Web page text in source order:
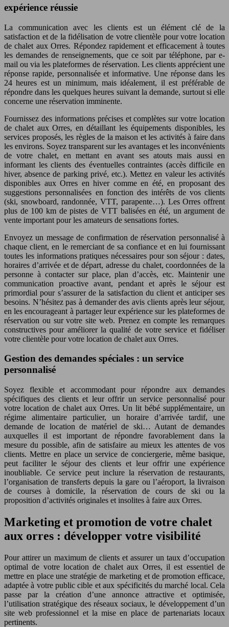
expérience réussie
La communication avec les clients est un élément clé de la
satisfaction et de la fidélisation de votre clientèle pour votre location
de chalet aux Orres. Répondez rapidement et efficacement à toutes
les demandes de renseignements, que ce soit par téléphone, par e-
mail ou via les plateformes de réservation. Les clients apprécient une
réponse rapide, personnalisée et informative. Une réponse dans les
24 heures est un minimum, mais idéalement, il est préférable de
répondre dans les quelques heures suivant la demande, surtout si elle
concerne une réservation imminente.
Fournissez des informations précises et complètes sur votre location
de chalet aux Orres, en détaillant les équipements disponibles, les
services proposés, les règles de la maison et les activités à faire dans
les environs. Soyez transparent sur les avantages et les inconvénients
de votre chalet, en mettant en avant ses atouts mais aussi en
informant les clients des éventuelles contraintes (accès difficile en
hiver, absence de parking privé, etc.). Mettez en valeur les activités
disponibles aux Orres en hiver comme en été, en proposant des
suggestions personnalisées en fonction des intérêts de vos clients
(ski, snowboard, randonnée, VTT, parapente…). Les Orres offrent
plus de 100 km de pistes de VTT balisées en été, un argument de
vente important pour les amateurs de sensations fortes.
Envoyez un message de confirmation de réservation personnalisé à
chaque client, en le remerciant de sa confiance et en lui fournissant
toutes les informations pratiques nécessaires pour son séjour : dates,
horaires d’arrivée et de départ, adresse du chalet, coordonnées de la
personne à contacter sur place, plan d’accès, etc. Maintenir une
communication proactive avant, pendant et après le séjour est
primordial pour s’assurer de la satisfaction du client et anticiper ses
besoins. N’hésitez pas à demander des avis clients après leur séjour,
en les encourageant à partager leur expérience sur les plateformes de
réservation ou sur votre site web. Prenez en compte les remarques
constructives pour améliorer la qualité de votre service et fidéliser
votre clientèle pour votre location de chalet aux Orres.
Gestion des demandes spéciales : un service
personnalisé
Soyez flexible et accommodant pour répondre aux demandes
spécifiques des clients et leur offrir un service personnalisé pour
votre location de chalet aux Orres. Un lit bébé supplémentaire, un
régime alimentaire particulier, un horaire d’arrivée tardif, une
demande de location de matériel de ski… Autant de demandes
auxquelles il est important de répondre favorablement dans la
mesure du possible, afin de satisfaire au mieux les attentes de vos
clients. Mettre en place un service de conciergerie, même basique,
peut faciliter le séjour des clients et leur offrir une expérience
inoubliable. Ce service peut inclure la réservation de restaurants,
l’organisation de transferts depuis la gare ou l’aéroport, la livraison
de courses à domicile, la réservation de cours de ski ou la
proposition d’activités originales et insolites à faire aux Orres.
Marketing et promotion de votre chalet
aux orres : développer votre visibilité
Pour attirer un maximum de clients et assurer un taux d’occupation
optimal de votre location de chalet aux Orres, il est essentiel de
mettre en place une stratégie de marketing et de promotion efficace,
adaptée à votre public cible et aux spécificités du marché local. Cela
passe par la création d’une annonce attractive et optimisée,
l’utilisation stratégique des réseaux sociaux, le développement d’un
site web professionnel et la mise en place de partenariats locaux
pertinents.